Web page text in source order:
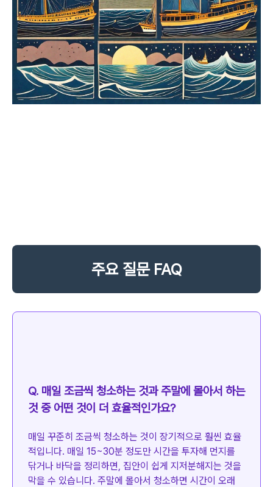
주요 질문 FAQ
Q. 매일 조금씩 청소하는 것과 주말에 몰아서 하는
것 중 어떤 것이 더 효율적인가요?
매일 꾸준히 조금씩 청소하는 것이 장기적으로 훨씬 효율
적입니다. 매일 15~30분 정도만 시간을 투자해 먼지를
닦거나 바닥을 정리하면, 집안이 쉽게 지저분해지는 것을
막을 수 있습니다. 주말에 몰아서 청소하면 시간이 오래